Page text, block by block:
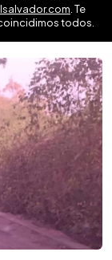
. Te
todos.